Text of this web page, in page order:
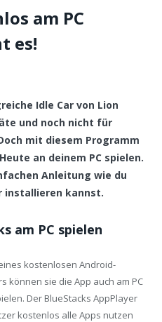
am PC
es!
Idle Car von Lion
und noch nicht für
mit diesem Programm
an deinem PC spielen.
Anleitung wie du
installieren kannst.
am PC spielen
kostenlosen Android-
können sie die App auch am PC
Der BlueStacks AppPlayer
kostenlos alle Apps nutzen